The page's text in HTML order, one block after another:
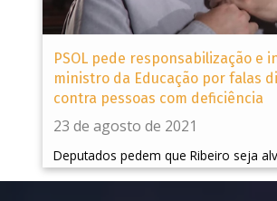
PSOL pede responsabilização e
ministro da Educação por falas
contra pessoas com deficiência
23 de agosto de 2021
Deputados pedem que Ribeiro seja